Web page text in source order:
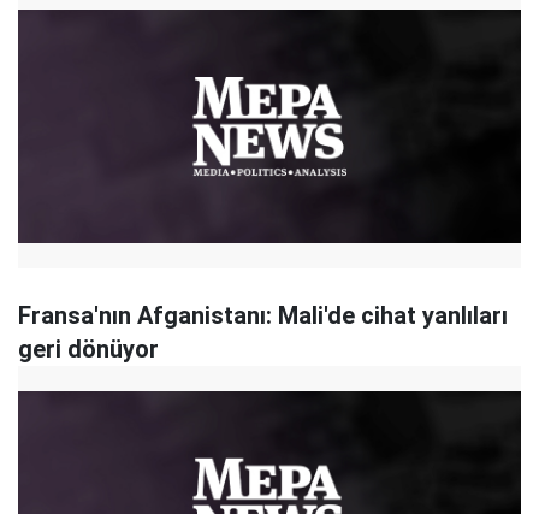
Fransa'nın Afganistanı: Mali'de cihat yanlıları
geri dönüyor